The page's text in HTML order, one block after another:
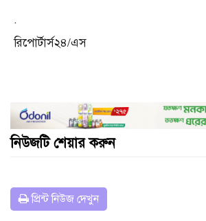
.
রিপোর্টার্স২৪/এস
নিউজটি শেয়ার করুন
প্রিন্ট নিউজ দেখুন